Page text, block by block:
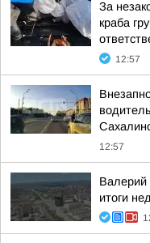
За
краба
12:57
12:57
Валерий
итоги